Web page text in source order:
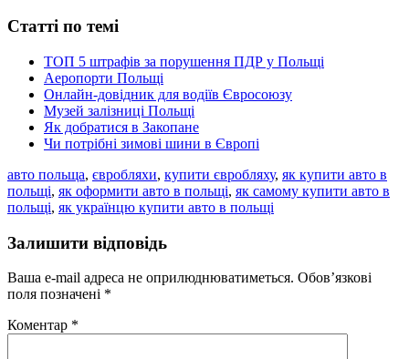
Статті по темі
ТОП 5 штрафів за порушення ПДР у Польщі
Аеропорти Польщі
Онлайн-довідник для водіїв Євросоюзу
Музей залізниці Польщі
Як добратися в Закопане
Чи потрібні зимові шини в Європі
авто польща, євробляхи, купити євробляху, як купити авто в
польщі, як оформити авто в польщі, як самому купити авто в
польщі, як українцю купити авто в польщі
Залишити відповідь
Ваша e-mail адреса не оприлюднюватиметься. Обов’язкові
поля позначені *
Коментар *